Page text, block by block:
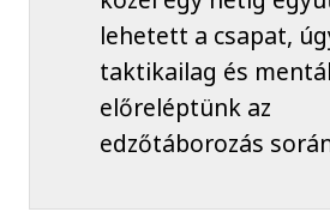
lehetett a csapat,
taktikailag és
előreléptünk az
edzőtáborozás